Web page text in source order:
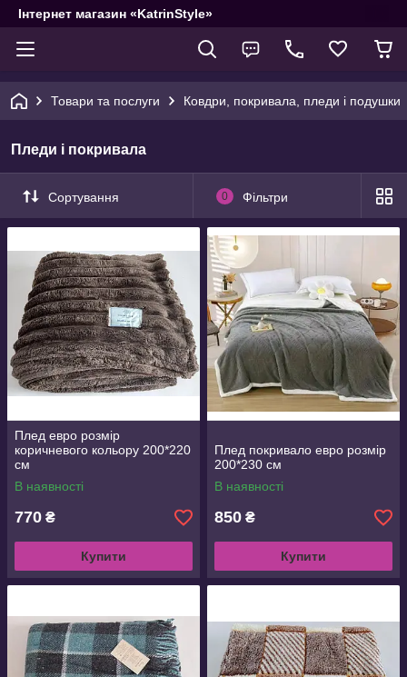
Інтернет магазин «KatrinStyle»
Товари та послуги Ковдри, покривала, пледи і подушки
Пледи і покривала
Сортування 0 Фільтри
Плед евро розмір
коричневого кольору 200*220
см
В наявності
770 ₴
Купити
Плед покривало евро розмір
200*230 см
В наявності
850 ₴
Купити